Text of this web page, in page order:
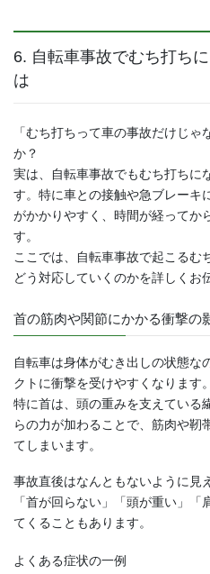
6. 自転車事故でむち打ち
は
「むち打ちって車の事故だけじ
か？
実は、自転車事故でもむち打ちに
す。特に車との接触や急ブレーキ
がかかりやすく、時間が経ってか
す。
ここでは、自転車事故で起こるむ
どう対応していくのかを詳しくお
首の筋肉や関節にかかる衝撃の
自転車は身体がむき出しの状態な
クトに衝撃を受けやすくなります。
特に首は、頭の重みを支えている
らの力が加わることで、筋肉や靭
てしまいます。
事故直後はなんともないように見
「首が回らない」「頭が重い」
てくることもあります。
よくある症状の一例